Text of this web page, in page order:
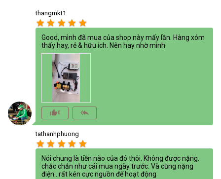
thangmkt1
star star star star star
Good, mình đã mua của shop này mấy lần. Hàng xóm
thấy hay, rẻ & hữu ích. Nên hay nhờ mình
thumb_up_alt0 reply_all
tathanhphuong
star star star star star
Nói chung là tiền nào của đó thôi. Không được nặng.
chắc chắn như cái mua ngày trước. Và cũng nặng
điện...rất kén cực nguồn để hoạt động